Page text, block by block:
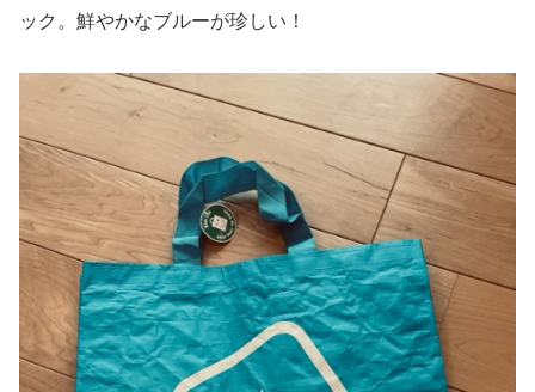
ック。鮮やかなブルーが珍しい！